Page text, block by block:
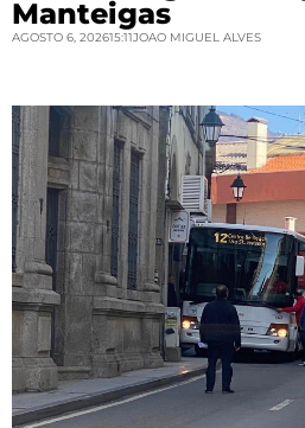
Manteigas
AGOSTO 6, 202615:11JOAO MIGUEL ALVES